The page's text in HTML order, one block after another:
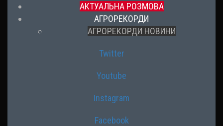
АКТУАЛЬНА РОЗМОВА
АГРОРЕКОРДИ
АГРОРЕКОРДИ НОВИНИ
Twitter
Youtube
Instagram
Facebook